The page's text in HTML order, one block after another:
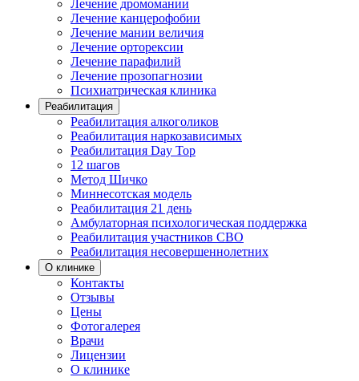
Лечение дромомании
Лечение канцерофобии
Лечение мании величия
Лечение орторексии
Лечение парафилий
Лечение прозопагнозии
Психиатрическая клиника
Реабилитация
Реабилитация алкоголиков
Реабилитация наркозависимых
Реабилитация Day Top
12 шагов
Метод Шичко
Миннесотская модель
Реабилитация 21 день
Амбулаторная психологическая поддержка
Реабилитация участников СВО
Реабилитация несовершеннолетних
О клинике
Контакты
Отзывы
Цены
Фотогалерея
Врачи
Лицензии
О клинике